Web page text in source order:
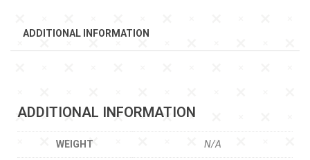
ADDITIONAL INFORMATION
ADDITIONAL INFORMATION
WEIGHT N/A